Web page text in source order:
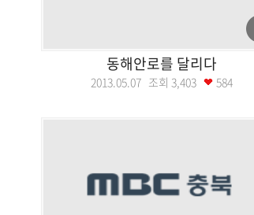
동해안로를 달리다
2013.05.07 조회 3,403 584